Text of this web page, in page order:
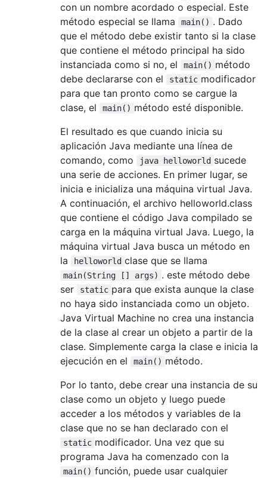
con un nombre acordado o especial. Este
método especial se llama
main() . Dado
que el método debe existir tanto si la clase
que contiene el método principal ha sido
instanciada como si no, el
main() método
debe declararse con el
static modificador
para que tan pronto como se cargue la
clase, el
main() método esté disponible.
El resultado es que cuando inicia su
aplicación Java mediante una línea de
comando, como
java helloworld sucede
una serie de acciones. En primer lugar, se
inicia e inicializa una máquina virtual Java.
A continuación, el archivo helloworld.class
que contiene el código Java compilado se
carga en la máquina virtual Java. Luego, la
máquina virtual Java busca un método en
la
helloworld clase que se llama
main(String [] args) . este método debe
ser
static para que exista aunque la clase
no haya sido instanciada como un objeto.
Java Virtual Machine no crea una instancia
de la clase al crear un objeto a partir de la
clase. Simplemente carga la clase e inicia la
ejecución en el
main() método.
Por lo tanto, debe crear una instancia de su
clase como un objeto y luego puede
acceder a los métodos y variables de la
clase que no se han declarado con el
static modificador. Una vez que su
programa Java ha comenzado con la
main() función, puede usar cualquier